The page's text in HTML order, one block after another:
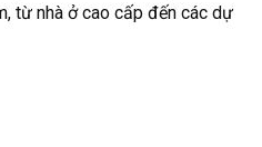
từ nhà ở cao cấp đến các dự